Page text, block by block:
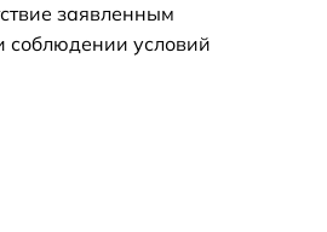
заявленным
соблюдении условий